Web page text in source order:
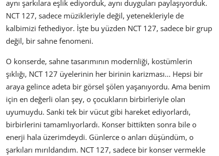
aynı şarkılara eşlik ediyorduk, aynı duyguları paylaşıyorduk.
NCT 127, sadece müzikleriyle değil, yetenekleriyle de
kalbimizi fethediyor. İşte bu yüzden NCT 127, sadece bir grup
değil, bir sahne fenomeni.
O konserde, sahne tasarımının modernliği, kostümlerin
şıklığı, NCT 127 üyelerinin her birinin karizması... Hepsi bir
araya gelince adeta bir görsel şölen yaşanıyordu. Ama benim
için en değerli olan şey, o çocukların birbirleriyle olan
uyumuydu. Sanki tek bir vücut gibi hareket ediyorlardı,
birbirlerini tamamlıyorlardı. Konser bittikten sonra bile o
enerji hala üzerimdeydi. Günlerce o anları düşündüm, o
şarkıları mırıldandım. NCT 127, sadece bir konser vermekle